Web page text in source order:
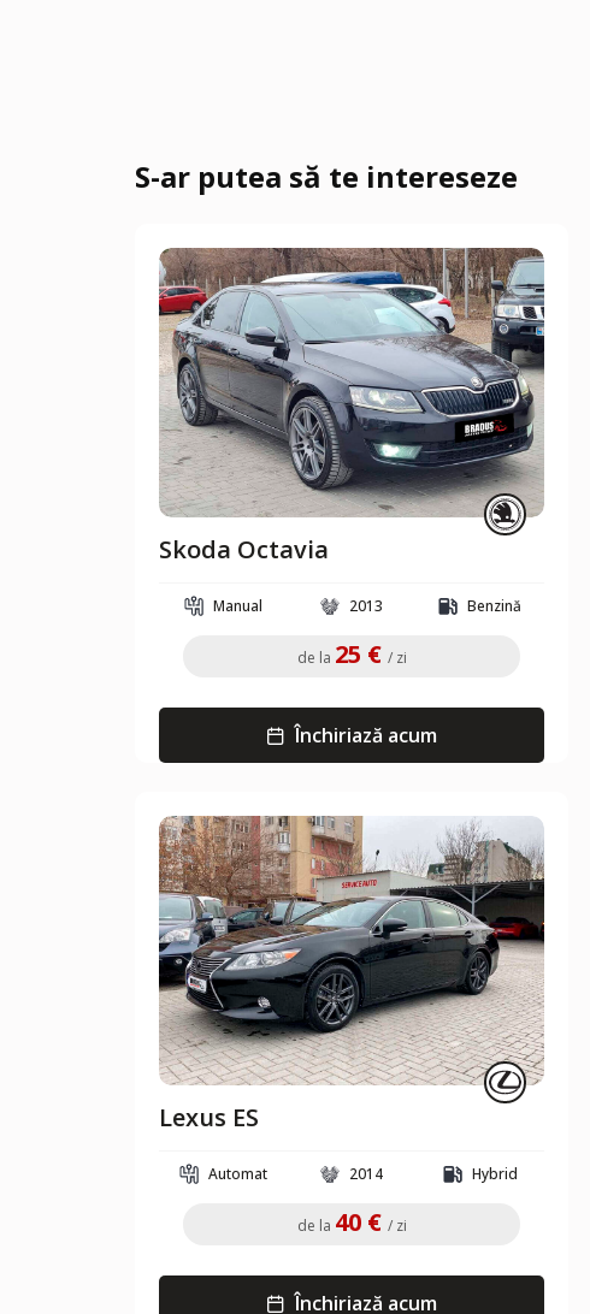
S-ar putea să te intereseze
Skoda Octavia
Manual 2013 Benzină
de la 25 € / zi
Închiriază acum
Lexus ES
Automat 2014 Hybrid
de la 40 € / zi
Închiriază acum